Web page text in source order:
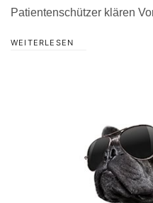
Patientenschützer klären
WEITERLESEN